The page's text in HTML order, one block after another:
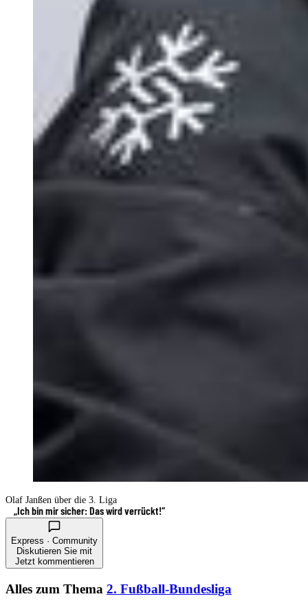
Olaf Janßen über die 3. Liga
„Ich bin mir sicher: Das wird verrückt!“
Express · Community
Diskutieren Sie mit
Jetzt kommentieren
Alles zum Thema 2. Fußball-Bundesliga